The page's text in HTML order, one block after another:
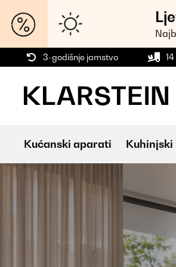
3-godišnje jamstvo
Kućanski aparati Kuhinjski